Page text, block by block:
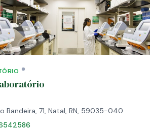
Bandeira, 71, Natal, RN, 59035-040